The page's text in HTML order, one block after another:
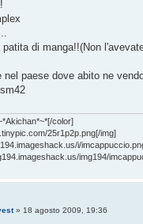
patita di manga!!(Non
nel paese dove abito ne
color]
25r1p2p.png[/img]
i/
img194/
» 18 agosto 2009, 19:36